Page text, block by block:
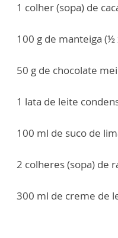
1 colher (sopa) de
100 g de manteiga (½
50 g de chocolate
1 lata de leite
100 ml de suco de
2 colheres (sopa) de
300 ml de creme de